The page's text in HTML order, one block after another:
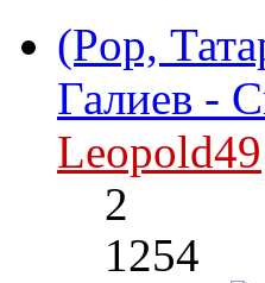
(Pop,
Галиев -
Leopold49
2
1254